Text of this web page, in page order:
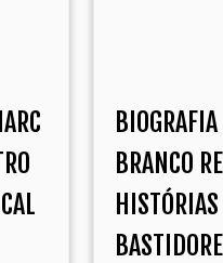
BRANCO